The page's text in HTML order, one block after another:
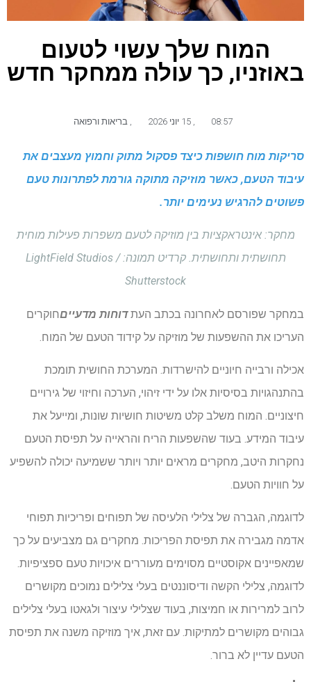
המוח שלך עשוי לטעום
באוזניו, כך עולה ממחקר חדש
08:57 15 יוני 2026 בריאות ורפואה
סריקות מוח חושפות כיצד פסקול מתוק וחמוץ מעצבים את
עיבוד הטעם, כאשר מוזיקה מתוקה גורמת לפתרונות טעם
פשוטים להרגיש נעימים יותר.
מחקר: אינטראקציות בין מוזיקה לטעם משפרות פעילות מוחית
תחושתית ותחושתית. קרדיט תמונה: LightField Studios /
Shutterstock
במחקר שפורסם לאחרונה בכתב העתדוחות מדעייםחוקרים
העריכו את ההשפעות של מוזיקה על קידוד הטעם של המוח.
אכילה ורבייה חיוניים להישרדות. המערכת החושית תומכת
בהתנהגויות בסיסיות אלו על ידי זיהוי, הערכה וחיזוי של גירויים
חיצוניים. המוח משלב קלט משיטות חושיות שונות, ומייעל את
עיבוד המידע. בעוד שהשפעות הריח והראייה על תפיסת הטעם
נחקרות היטב, מחקרים מראים יותר ויותר ששמיעה יכולה להשפיע
על חוויות הטעם.
לדוגמה, הגברה של צלילי הלעיסה של תפוחים ופריכיות תפוחי
אדמה מגבירה את תפיסת הפריכות. מחקרים גם מצביעים על כך
שמאפיינים אקוסטיים מסוימים מעוררים איכויות טעם ספציפיות.
לדוגמה, צלילי הקשה ודיסוננטים בעלי צלילים נמוכים מקושרים
לרוב למרירות או חמיצות, בעוד שצלילי עיצור ולגאטו בעלי צלילים
גבוהים מקושרים למתיקות. עם זאת, איך מוזיקה משנה את תפיסת
הטעם עדיין לא ברור.